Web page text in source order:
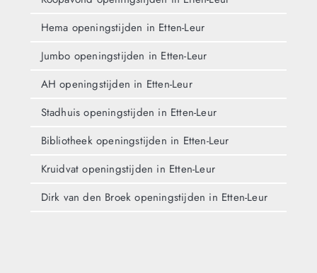
Hema openingstijden in Etten-Leur
Jumbo openingstijden in Etten-Leur
AH openingstijden in Etten-Leur
Stadhuis openingstijden in Etten-Leur
Bibliotheek openingstijden in Etten-Leur
Kruidvat openingstijden in Etten-Leur
Dirk van den Broek openingstijden in Etten-Leur